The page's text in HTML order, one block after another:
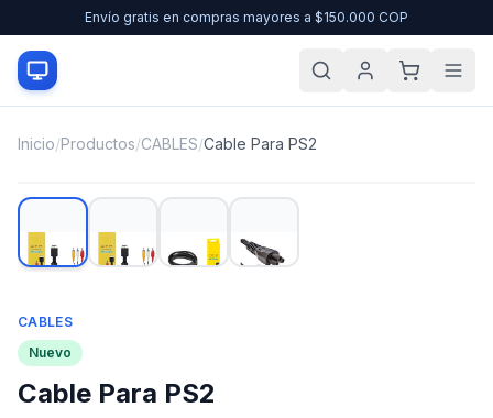
Envío gratis en compras mayores a $150.000 COP
Inicio/Productos/CABLES/Cable Para PS2
CABLES
Nuevo
Cable Para PS2